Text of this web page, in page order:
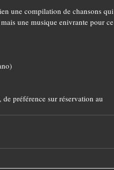
une compilation de chansons qui
une musique enivrante pour ce
préférence sur réservation au